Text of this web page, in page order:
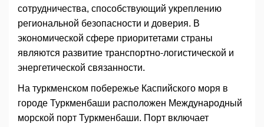
сотрудничества, способствующий укреплению
региональной безопасности и доверия. В
экономической сфере приоритетами страны
являются развитие транспортно-логистической и
энергетической связанности.
На туркменском побережье Каспийского моря в
городе Туркменбаши расположен Международный
морской порт Туркменбаши. Порт включает